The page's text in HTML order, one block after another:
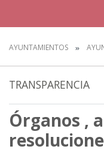
AYUNTAMIENTOS
TRANSPARENCIA
Órganos ,